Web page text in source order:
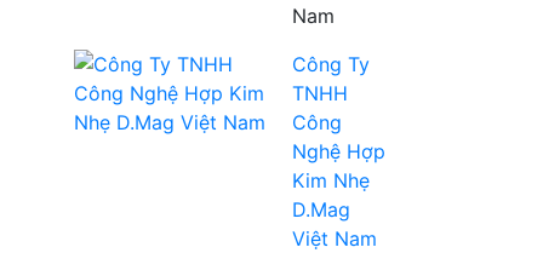
Nam
Công Ty
TNHH
Công
Nghệ Hợp
Kim Nhẹ
D.Mag
Việt Nam